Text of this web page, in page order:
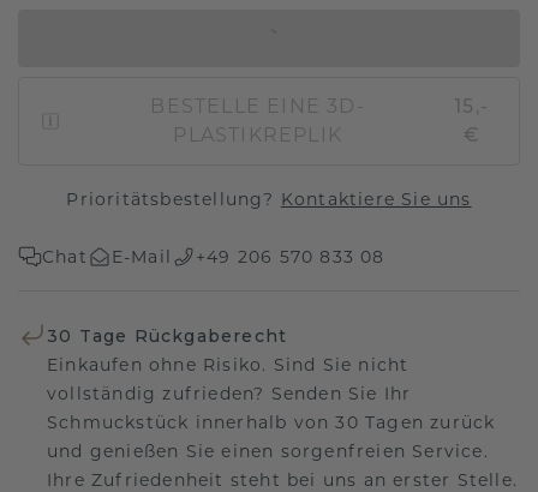
BESTELLE EINE 3D-
PLASTIKREPLIK
15,-
€
Prioritätsbestellung? Kontaktiere Sie uns
Chat E-Mail +49 206 570 833 08
30 Tage Rückgaberecht
Einkaufen ohne Risiko. Sind Sie nicht
vollständig zufrieden? Senden Sie Ihr
Schmuckstück innerhalb von 30 Tagen zurück
und genießen Sie einen sorgenfreien Service.
Ihre Zufriedenheit steht bei uns an erster Stelle.